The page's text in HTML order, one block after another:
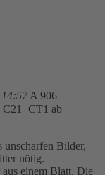
A 906
ab
unscharfen Bilder,
nötig.
einem Blatt. Die